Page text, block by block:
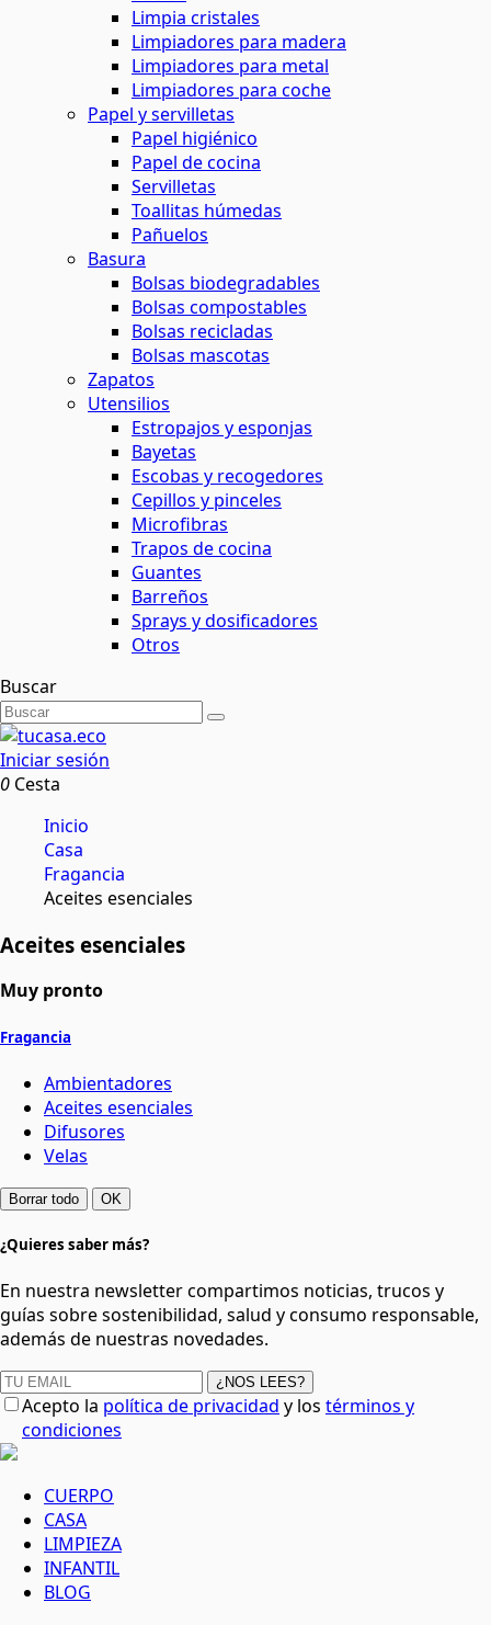
Limpia cristales
Limpiadores para madera
Limpiadores para metal
Limpiadores para coche
Papel y servilletas
Papel higiénico
Papel de cocina
Servilletas
Toallitas húmedas
Pañuelos
Basura
Bolsas biodegradables
Bolsas compostables
Bolsas recicladas
Bolsas mascotas
Zapatos
Utensilios
Estropajos y esponjas
Bayetas
Escobas y recogedores
Cepillos y pinceles
Microfibras
Trapos de cocina
Guantes
Barreños
Sprays y dosificadores
Otros
Buscar
Iniciar sesión
0 Cesta
Inicio
Casa
Fragancia
Aceites esenciales
Aceites esenciales
Muy pronto
Fragancia
Ambientadores
Aceites esenciales
Difusores
Velas
Borrar todo OK
¿Quieres saber más?
En nuestra newsletter compartimos noticias, trucos y
guías sobre sostenibilidad, salud y consumo responsable,
además de nuestras novedades.
¿NOS LEES?
Acepto la política de privacidad y los términos y
condiciones
CUERPO
CASA
LIMPIEZA
INFANTIL
BLOG